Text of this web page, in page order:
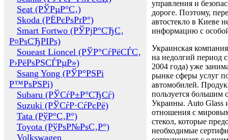
Seat (РЎРµР°С‚)
Skoda (РЁРєРѕРґР°)
Smart Fortwo (РЎРјР°СЂС‚
Р¤РѕСЂРІРѕ)
Soueast Lioncel (РЎР°СѓРёСЃС‚
Р›РёРѕРЅСЃРµР»)
Ssang Yong (РЎР°РЅРі
Р™РѕРЅРі)
Subaru (РЎСѓР±Р°СЂСѓ)
Suzuki (РЎСѓР·СѓРєРё)
Tata (РўР°С‚Р°)
Toyota (РўРѕР№РѕС‚Р°)
Volkswagen
управления и
дороге. Поэтому,
автостекло в Киеве
информацию с
Украинская
на недолгий период
2004 года) уже
рынке сферы услуг
автомобилей.
пользуется большим
Украины. Auto Glass
отношения с
стекол, которые
необходимые